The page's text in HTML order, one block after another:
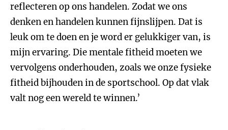
reflecteren op ons handelen. Zodat we ons
denken en handelen kunnen fijnslijpen. Dat is
leuk om te doen en je word er gelukkiger van, is
mijn ervaring. Die mentale fitheid moeten we
vervolgens onderhouden, zoals we onze fysieke
fitheid bijhouden in de sportschool. Op dat vlak
valt nog een wereld te winnen.’